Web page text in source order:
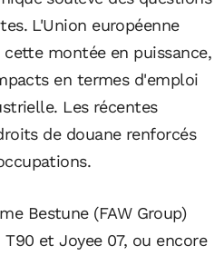
L'Union européenne
montée en puissance,
en termes d'emploi
Les récentes
de douane renforcés
Bestune (FAW Group)
et Joyee 07, ou encore